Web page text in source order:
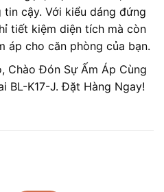
cậy. Với kiểu dáng đứng
tiết kiệm diện tích mà còn
áp cho căn phòng của bạn.
Chào Đón Sự Ấm Áp Cùng
BL-K17-J. Đặt Hàng Ngay!